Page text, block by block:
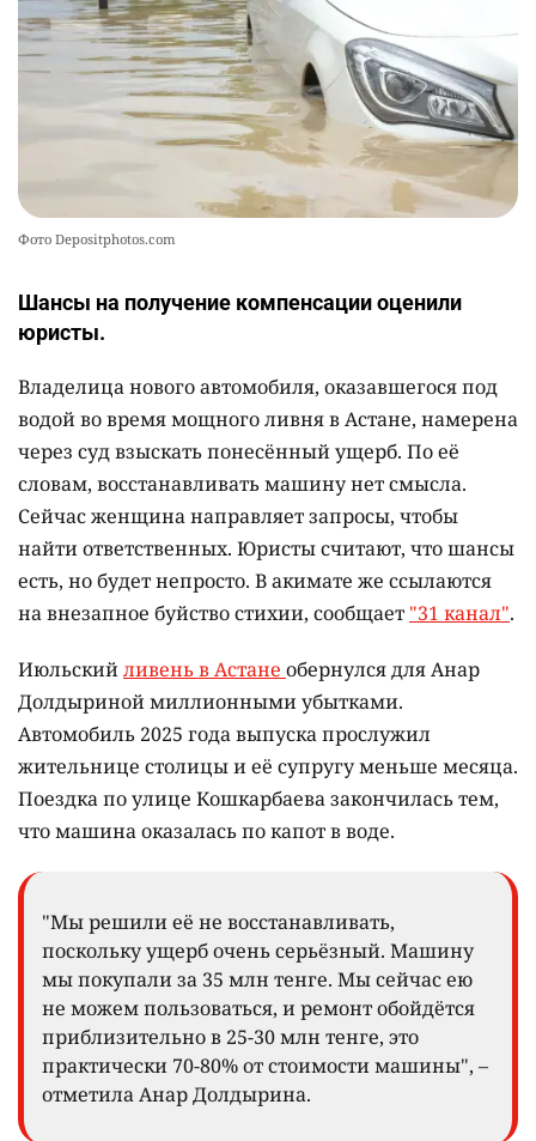
2359 1 22
Фото Depositphotos.com
Шансы на получение компенсации оценили
юристы.
Владелица нового автомобиля, оказавшегося под
водой во время мощного ливня в Астане, намерена
через суд взыскать понесённый ущерб. По её
словам, восстанавливать машину нет смысла.
Сейчас женщина направляет запросы, чтобы
найти ответственных. Юристы считают, что шансы
есть, но будет непросто. В акимате же ссылаются
на внезапное буйство стихии, сообщает "31 канал".
Июльскийливень в Астане обернулся для Анар
Долдыриной миллионными убытками.
Автомобиль 2025 года выпуска прослужил
жительнице столицы и её супругу меньше месяца.
Поездка по улице Кошкарбаева закончилась тем,
что машина оказалась по капот в воде.
"Мы решили её не восстанавливать,
поскольку ущерб очень серьёзный. Машину
мы покупали за 35 млн тенге. Мы сейчас ею
не можем пользоваться, и ремонт обойдётся
приблизительно в 25-30 млн тенге, это
практически 70-80% от стоимости машины", –
отметила Анар Долдырина.